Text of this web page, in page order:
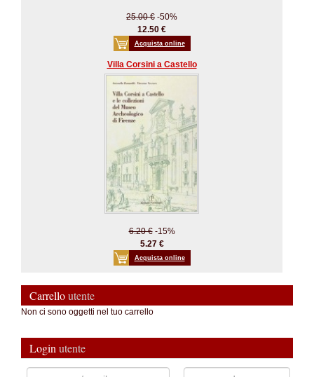
25.00 € -50%
12.50 €
Acquista online
Villa Corsini a Castello
6.20 €-15%
5.27 €
Acquista online
Carrelloutente
Non ci sono oggetti nel tuo carrello
Login utente